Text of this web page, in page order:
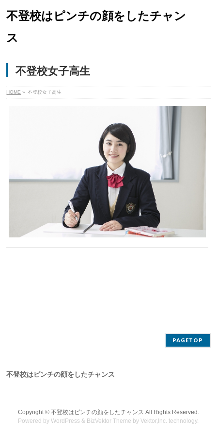
不登校はピンチの顔をしたチャン
ス
不登校女子高生
HOME » 不登校女子高生
PAGETOP
不登校はピンチの顔をしたチャンス
Copyright © 不登校はピンチの顔をしたチャンス All Rights Reserved.
Powered byWordPress & BizVektor Theme byVektor,Inc. technology.